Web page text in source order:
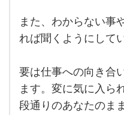
上司
や先
輩か
愛が
って
もら
える
タ
また、わからない事
れば聞くようにして
要は仕事への向き合
ます。変に気に入ら
段通りのあなたのま